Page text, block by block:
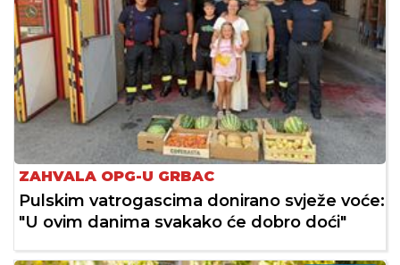
ZAHVALA OPG-U GRBAC
Pulskim vatrogascima donirano svježe voće:
"U ovim danima svakako će dobro doći"